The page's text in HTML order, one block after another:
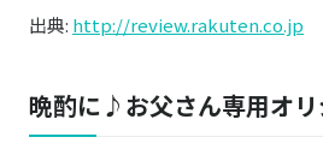
出典: http://review.rakuten.co.jp
晩酌に♪お父さん専用オ